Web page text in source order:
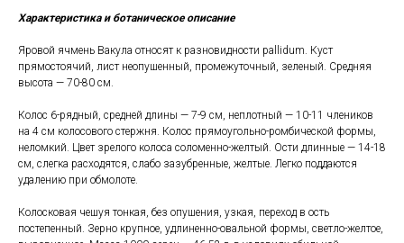
Характеристика и ботаническое описание
Яровой ячмень Вакула относят к разновидности pallidum. Куст
прямостоячий, лист неопушенный, промежуточный, зеленый. Средняя
высота — 70-80 см.
Колос 6-рядный, средней длины — 7-9 см, неплотный — 10-11 члеников
на 4 см колосового стержня. Колос прямоугольно-ромбической формы,
неломкий. Цвет зрелого колоса соломенно-желтый. Ости длинные — 14-18
см, слегка расходятся, слабо зазубренные, желтые. Легко поддаются
удалению при обмолоте.
Колосковая чешуя тонкая, без опушения, узкая, переход в ость
постепенный. Зерно крупное, удлиненно-овальной формы, светло-желтое,